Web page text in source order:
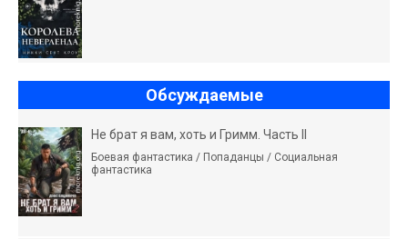
Обсуждаемые
Не брат я вам, хоть и Гримм. Часть II
Боевая фантастика / Попаданцы / Социальная
фантастика